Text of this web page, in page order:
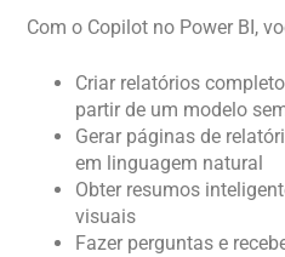
Com o Copilot no Power BI,
Criar relatórios
partir de um modelo
Gerar páginas de
em linguagem natural
Obter resumos
visuais
Fazer perguntas e